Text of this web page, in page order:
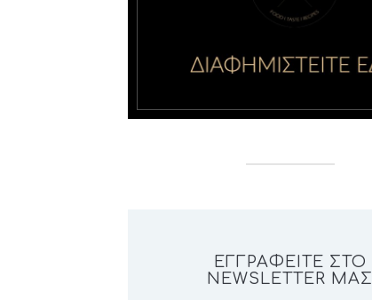
ΕΓΓΡΑΦΕΊΤΕ ΣΤΟ
NEWSLETTER ΜΑΣ